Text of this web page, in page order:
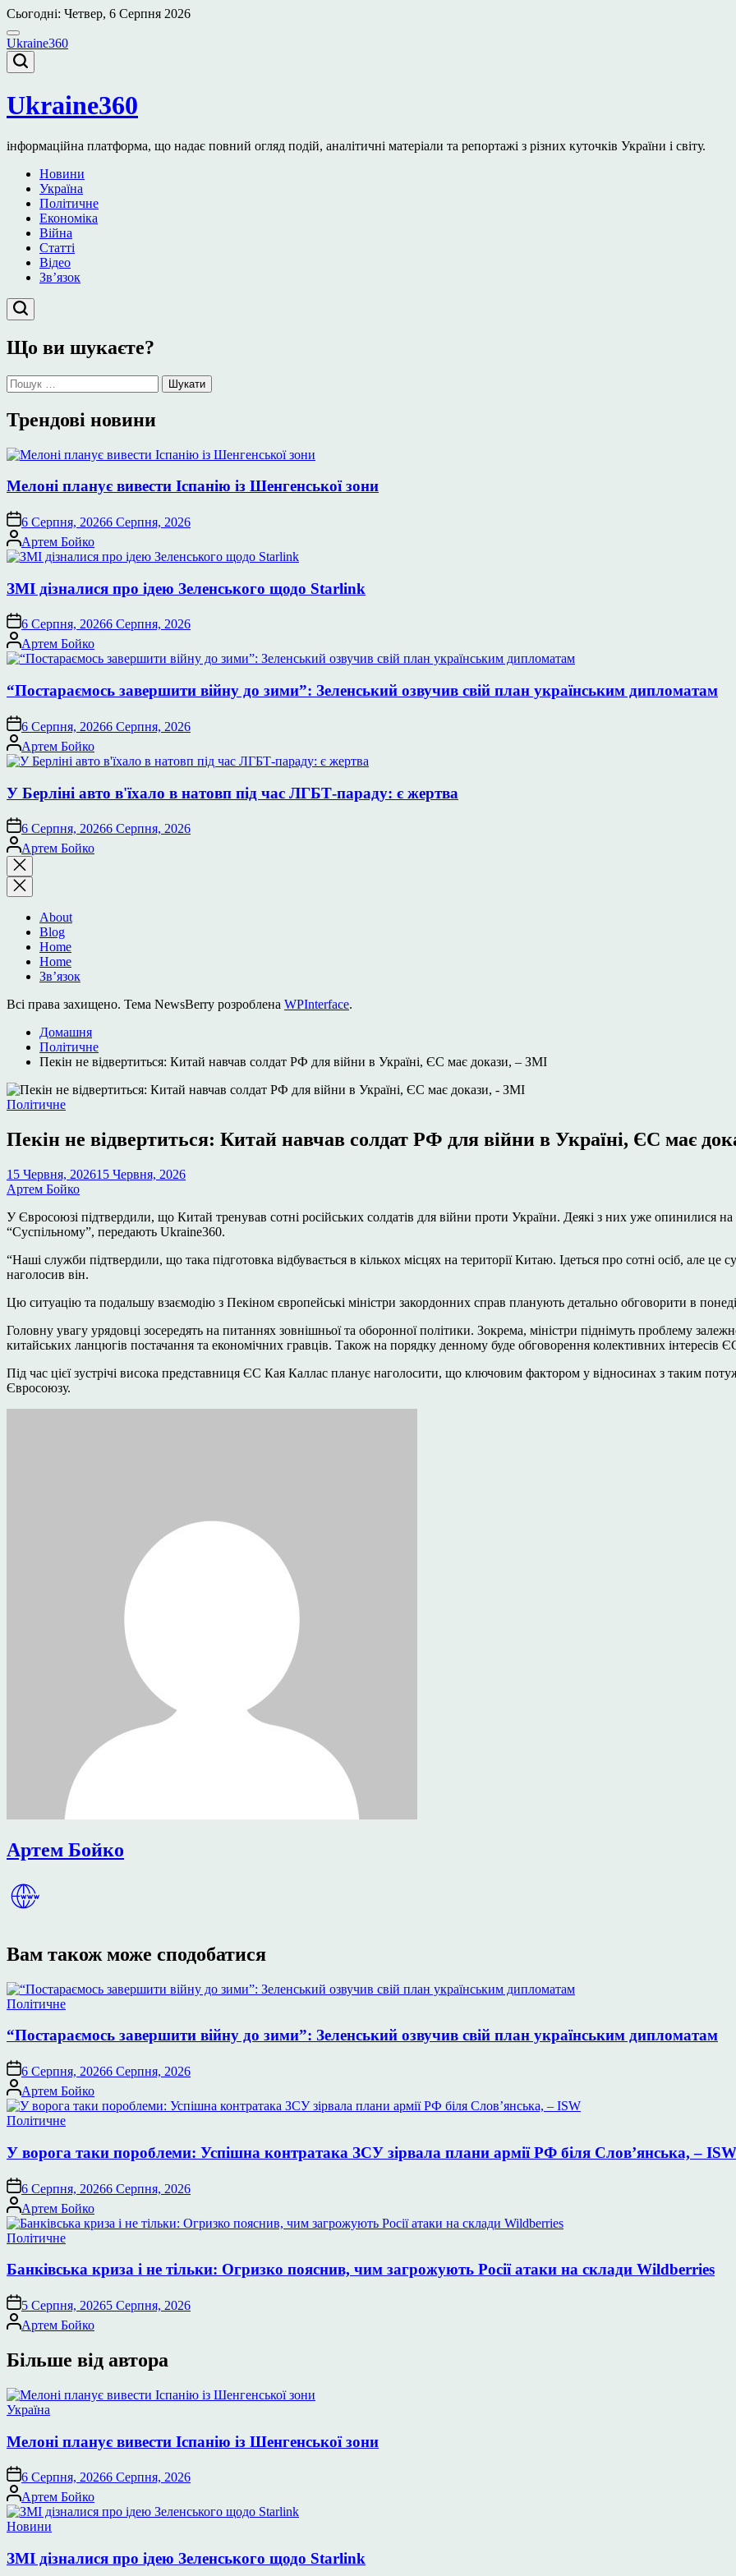
Перейти
до
вмісту
Сьогодні: Четвер, 6 Серпня 2026
Ukraine360
Ukraine360
інформаційна платформа, що надає повний огляд подій, аналітичні матеріали та репортажі з різних куточків України і світу.
Новини
Україна
Політичне
Економіка
Війна
Статті
Відео
Зв’язок
Що ви шукаєте?
Пошук:
Трендові новини
Мелоні планує вивести Іспанію із Шенгенської зони
6 Серпня, 20266 Серпня, 2026
Опубліковано
Артем Бойко
ЗМІ дізналися про ідею Зеленського щодо Starlink
6 Серпня, 20266 Серпня, 2026
Опубліковано
Артем Бойко
“Постараємось завершити війну до зими”: Зеленський озвучив свій план українським дипломатам
6 Серпня, 20266 Серпня, 2026
Опубліковано
Артем Бойко
У Берліні авто в'їхало в натовп під час ЛГБТ-параду: є жертва
6 Серпня, 20266 Серпня, 2026
Опубліковано
Артем Бойко
Закрити
пошук
About
Blog
Home
Home
Зв’язок
Всі права захищено. Тема NewsBerry розроблена WPInterface.
Домашня
Політичне
Пекін не відвертиться: Китай навчав солдат РФ для війни в Україні, ЄС має докази, – ЗМІ
Опублікувати
Політичне
Пекін не відвертиться: Китай навчав солдат РФ для війни в Україні, ЄС має
15 Червня, 202615 Червня, 2026
Артем Бойко
У Євросоюзі підтвердили, що Китай тренував сотні російських солдатів для війни проти України. Деякі з них уже опинилися
“Суспільному”, передають Ukraine360.
“Наші служби підтвердили, що така підготовка відбувається в кількох місцях на території Китаю. Ідеться про сотні осіб, але
наголосив він.
Цю ситуацію та подальшу взаємодію з Пекіном європейські міністри закордонних справ планують детально обговорити в
Головну увагу урядовці зосередять на питаннях зовнішньої та оборонної політики. Зокрема, міністри піднімуть проблему
китайських ланцюгів постачання та економічних гравців. Також на порядку денному буде обговорення колективних інтересів
Під час цієї зустрічі висока представниця ЄС Кая Каллас планує наголосити, що ключовим фактором у відносинах з таким
Євросоюзу.
Артем Бойко
Вам також може сподобатися
Опублікувати
Політичне
“Постараємось завершити війну до зими”: Зеленський озвучив свій план українським дипломатам
6 Серпня, 20266 Серпня, 2026
Опубліковано
Артем Бойко
Опублікувати
Політичне
У ворога таки пороблеми: Успішна контратака ЗСУ зірвала плани армії РФ біля Слов’янська, – ISW
6 Серпня, 20266 Серпня, 2026
Опубліковано
Артем Бойко
Опублікувати
Політичне
Банківська криза і не тільки: Огризко пояснив, чим загрожують Росії атаки на склади Wildberries
5 Серпня, 20265 Серпня, 2026
Опубліковано
Артем Бойко
Більше від автора
Опублікувати
Україна
Мелоні планує вивести Іспанію із Шенгенської зони
6 Серпня, 20266 Серпня, 2026
Опубліковано
Артем Бойко
Опублікувати
Новини
ЗМІ дізналися про ідею Зеленського щодо Starlink